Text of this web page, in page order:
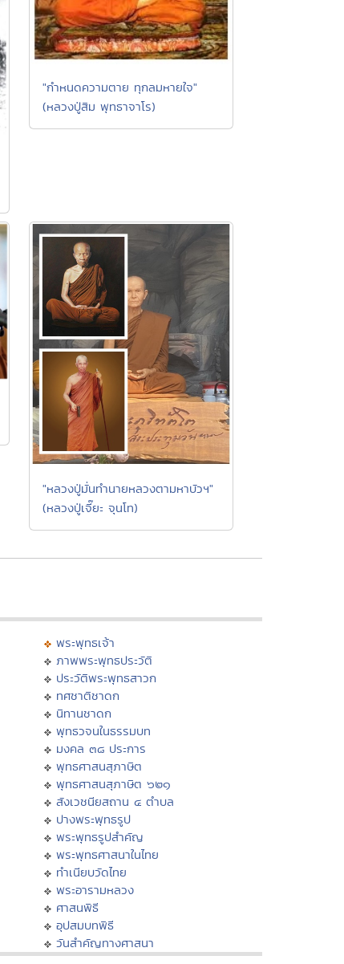
"กำหนดความตาย ทุกลมหายใจ"
(หลวงปู่สิม พุทธาจาโร)
"หลวงปู่มั่นทำนายหลวงตามหาบัวฯ"
(หลวงปู่เจี๊ยะ จุนโท)
พระพุทธเจ้า
ภาพพระพุทธประวัติ
ประวัติพระพุทธสาวก
ทศชาติชาดก
นิทานชาดก
พุทธวจนในธรรมบท
มงคล ๓๘ ประการ
พุทธศาสนสุภาษิต
พุทธศาสนสุภาษิต ๖๒๑
สังเวชนียสถาน ๔ ตำบล
ปางพระพุทธรูป
พระพุทธรูปสำคัญ
พระพุทธศาสนาในไทย
ทำเนียบวัดไทย
พระอารามหลวง
ศาสนพิธี
อุปสมบทพิธี
วันสำคัญทางศาสนา